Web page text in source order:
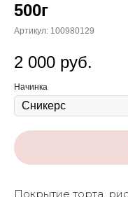
500г
Артикул: 100980129
2 000 руб.
Начинка
Покрытие торта,